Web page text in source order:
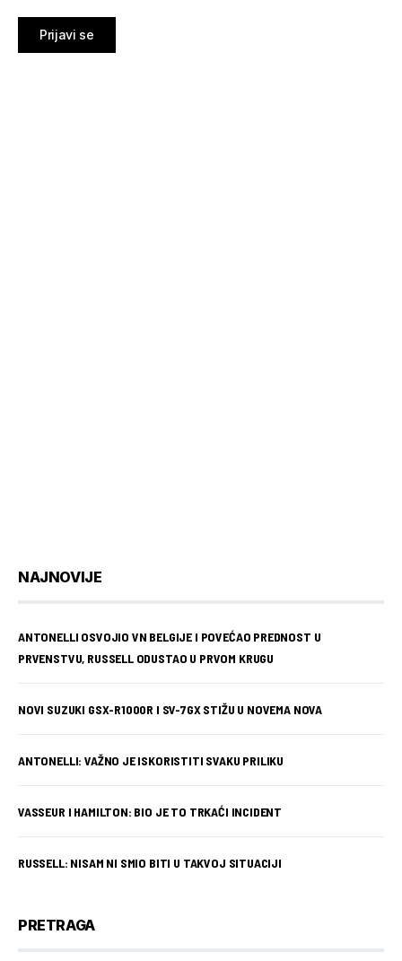
Prijavi se
NAJNOVIJE
ANTONELLI OSVOJIO VN BELGIJE I POVEĆAO PREDNOST U
PRVENSTVU, RUSSELL ODUSTAO U PRVOM KRUGU
NOVI SUZUKI GSX-R1000R I SV-7GX STIŽU U NOVEMA NOVA
ANTONELLI: VAŽNO JE ISKORISTITI SVAKU PRILIKU
VASSEUR I HAMILTON: BIO JE TO TRKAĆI INCIDENT
RUSSELL: NISAM NI SMIO BITI U TAKVOJ SITUACIJI
PRETRAGA